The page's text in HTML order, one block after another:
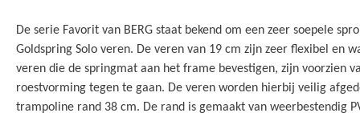
De serie Favorit van BERG staat bekend om een zeer soepele
Goldspring Solo veren. De veren van 19 cm zijn zeer flexibel en
veren die de springmat aan het frame bevestigen, zijn voorzien
roestvorming tegen te gaan. De veren worden hierbij veilig
trampoline rand 38 cm. De rand is gemaakt van weerbestendig